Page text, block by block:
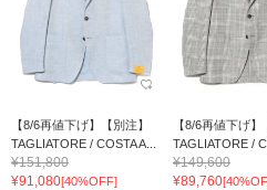
【8/6再値下げ】【別注】
TAGLIATORE / COSTA A...
¥151,800
¥91,080[40%OFF]
【8/6再値下げ】
TAGLIATORE /
¥149,600
¥89,760